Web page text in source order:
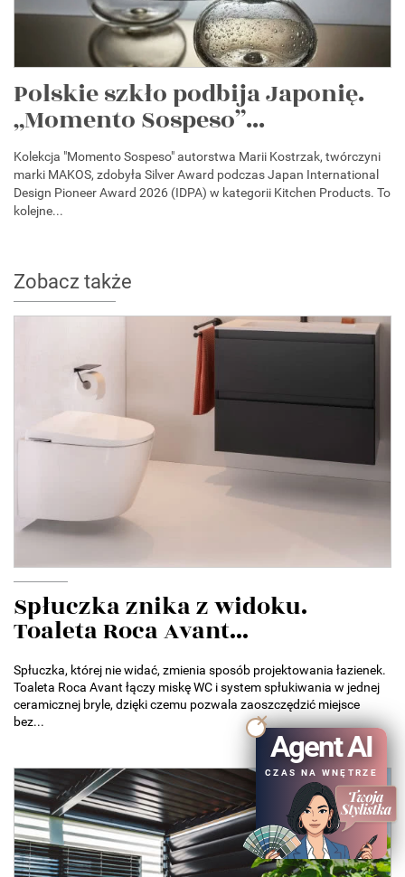
Polskie szkło podbija Japonię.
„Momento Sospeso”...
Kolekcja "Momento Sospeso" autorstwa Marii Kostrzak, twórczyni
marki MAKOS, zdobyła Silver Award podczas Japan International
Design Pioneer Award 2026 (IDPA) w kategorii Kitchen Products. To
kolejne...
Zobacz także
Spłuczka znika z widoku.
Toaleta Roca Avant...
Spłuczka, której nie widać, zmienia sposób projektowania łazienek.
Toaleta Roca Avant łączy miskę WC i system spłukiwania w jednej
ceramicznej bryle, dzięki czemu pozwala zaoszczędzić miejsce
bez...
Agent AI
CZAS NA WNĘTRZE